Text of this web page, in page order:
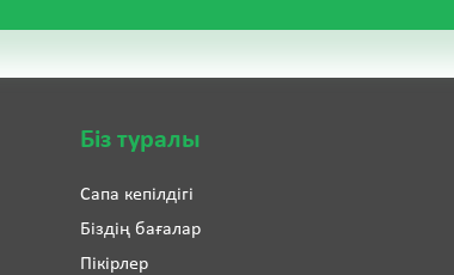
Біз туралы
Сапа кепілдігі
Біздің бағалар
Пікірлер